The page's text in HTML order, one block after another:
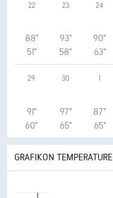
22
88°
51°
23
93°
58°
24
90°
63°
29
91°
60°
30
97°
65°
1
87°
65°
GRAFIKON TEMPERATURE